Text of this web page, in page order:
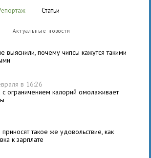
репортаж статьи
Актуальные новости
выяснили, почему чипсы кажутся такими
в 16:26
с ограничением калорий омолаживает
такое же удовольствие, как
к зарплате